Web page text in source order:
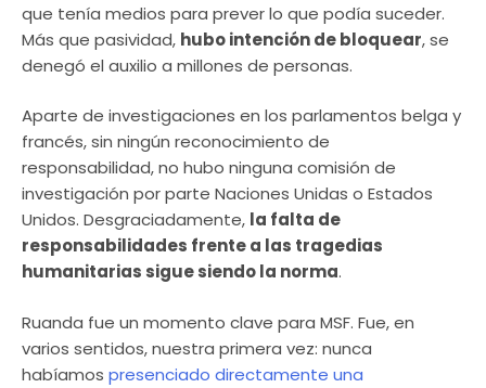
que tenía medios para prever lo que podía suceder.
Más que pasividad, hubo intención de bloquear, se
denegó el auxilio a millones de personas.
Aparte de investigaciones en los parlamentos belga y
francés, sin ningún reconocimiento de
responsabilidad, no hubo ninguna comisión de
investigación por parte Naciones Unidas o Estados
Unidos. Desgraciadamente, la falta de
responsabilidades frente a las tragedias
humanitarias sigue siendo la norma.
Ruanda fue un momento clave para MSF. Fue, en
varios sentidos, nuestra primera vez: nunca
habíamos presenciado directamente una